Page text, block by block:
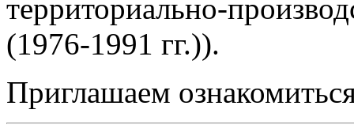
территориально-
(1976-1991 гг.)).
Приглашаем